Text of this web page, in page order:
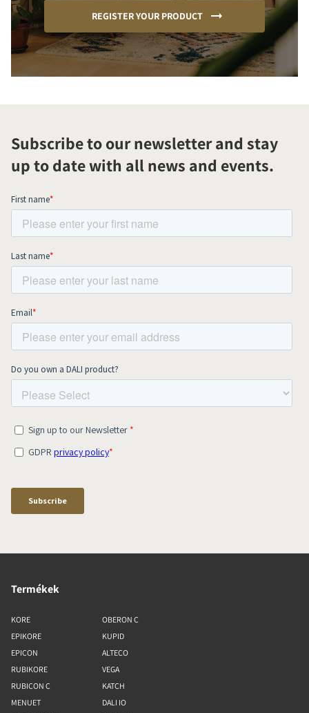
REGISTER YOUR PRODUCT
Subscribe to our newsletter and stay
up to date with all news and events.
Termékek
KORE
EPIKORE
EPICON
RUBIKORE
RUBICON C
MENUET
OBERON C
KUPID
ALTECO
VEGA
KATCH
DALI IO